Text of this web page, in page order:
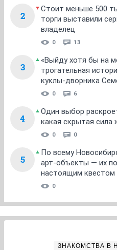
2
Стоит меньше 500
торги выставили
владелец
0 13
3
«Выйду хотя бы на
трогательная
куклы-дворника
0 6
4
Один выбор
какая скрытая сила
0 0
5
По всему
арт-объекты — их
настоящим квестом
0
ЗНАКОМСТВА В